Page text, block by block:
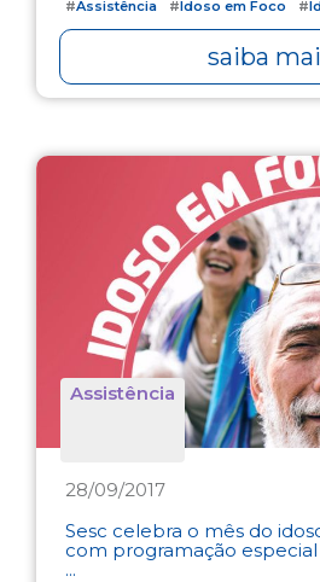
#Assistência #Idoso em Foco #
saiba
Assistência
28/09/2017
Sesc celebra o mês do
com programação
...